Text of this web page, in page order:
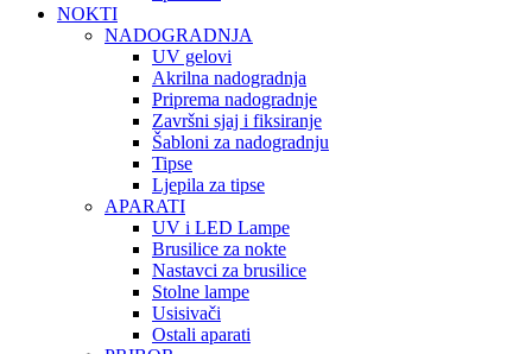
NOKTI
NADOGRADNJA
UV gelovi
Akrilna nadogradnja
Priprema nadogradnje
Završni sjaj i fiksiranje
Šabloni za nadogradnju
Tipse
Ljepila za tipse
APARATI
UV i LED Lampe
Brusilice za nokte
Nastavci za brusilice
Stolne lampe
Usisivači
Ostali aparati